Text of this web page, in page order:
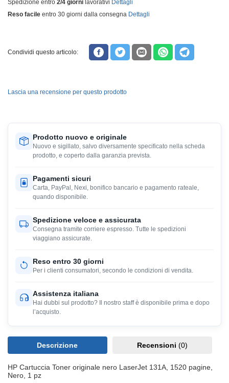
Spedizione entro 2/4 giorni lavorativi Dettagli
Reso facile entro 30 giorni dalla consegna Dettagli
Condividi questo articolo:
Lascia una recensione per questo prodotto
Prodotto nuovo e originale
Nuovo e sigillato, salvo diversamente specificato nella scheda
prodotto, e coperto dalla garanzia prevista.
Pagamenti sicuri
Carta, PayPal, Nexi, bonifico bancario e pagamento rateale,
quando disponibile.
Spedizione veloce e assicurata
Consegna tramite corriere espresso. Tutte le spedizioni
viaggiano assicurate.
Reso entro 30 giorni
Per i clienti consumatori, secondo le condizioni di vendita.
Assistenza italiana
Hai dubbi sul prodotto? Il nostro staff è disponibile prima e dopo
l’acquisto.
Descrizione Recensioni (0)
HP Cartuccia Toner originale nero LaserJet 131A, 1520 pagine,
Nero, 1 pz